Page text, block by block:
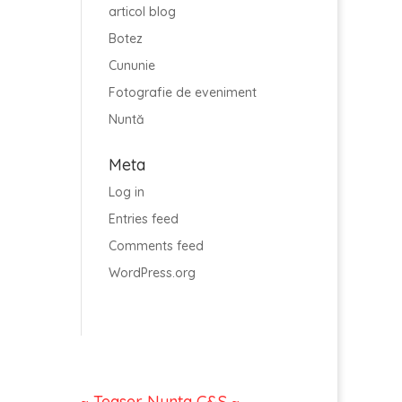
articol blog
Botez
Cununie
Fotografie de eveniment
Nuntă
Meta
Log in
Entries feed
Comments feed
WordPress.org